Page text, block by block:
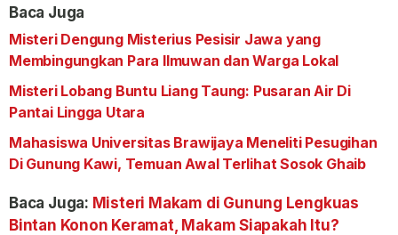
Baca Juga
Misteri Dengung Misterius Pesisir Jawa yang
Membingungkan Para Ilmuwan dan Warga Lokal
Misteri Lobang Buntu Liang Taung: Pusaran Air Di
Pantai Lingga Utara
Mahasiswa Universitas Brawijaya Meneliti Pesugihan
Di Gunung Kawi, Temuan Awal Terlihat Sosok Ghaib
Baca Juga: Misteri Makam di Gunung Lengkuas
Bintan Konon Keramat, Makam Siapakah Itu?